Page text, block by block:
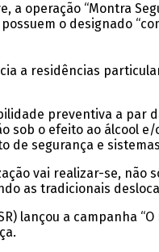
a operação “Montra
o designado
a residências
preventiva a par
sob o efeito ao álcool
de segurança e
vai realizar-se,
as tradicionais
lançou a campanha